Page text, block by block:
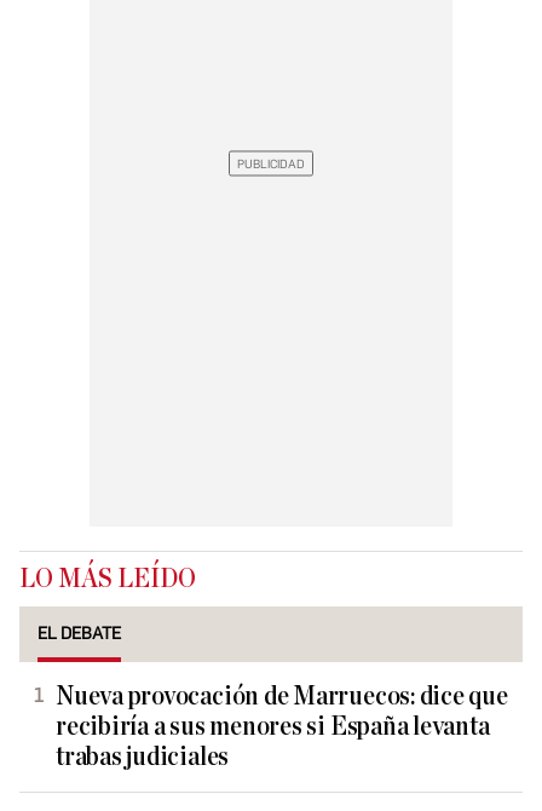
LO MÁS LEÍDO
EL DEBATE
Nueva provocación de Marruecos: dice que
recibiría a sus menores si España levanta
trabas judiciales